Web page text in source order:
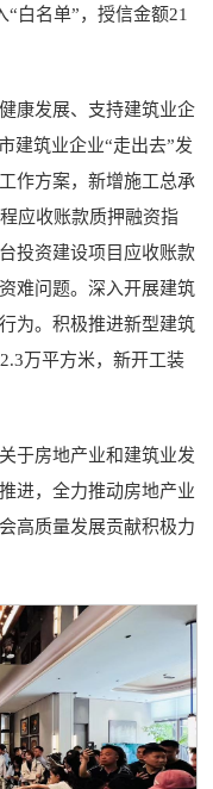
白名单”，授信金额21
康发展、支持建筑业企
建筑业企业“走出去”发
作方案，新增施工总承
应收账款质押融资指
投资建设项目应收账款
难问题。深入开展建筑
为。积极推进新型建筑
万平方米，新开工装
于房地产业和建筑业发
进，全力推动房地产业
高质量发展贡献积极力